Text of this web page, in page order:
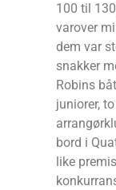
100 til
varover
dem var
snakker
Robins
juniorer,
bord i
like